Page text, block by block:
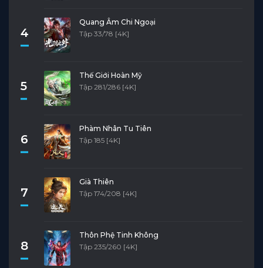
4
Quang Âm Chi Ngoại
Tập 33/78 [4K]
5
Thế Giới Hoàn Mỹ
Tập 281/286 [4K]
6
Phàm Nhân Tu Tiên
Tập 185 [4K]
7
Già Thiên
Tập 174/208 [4K]
8
Thôn Phệ Tinh Không
Tập 235/260 [4K]